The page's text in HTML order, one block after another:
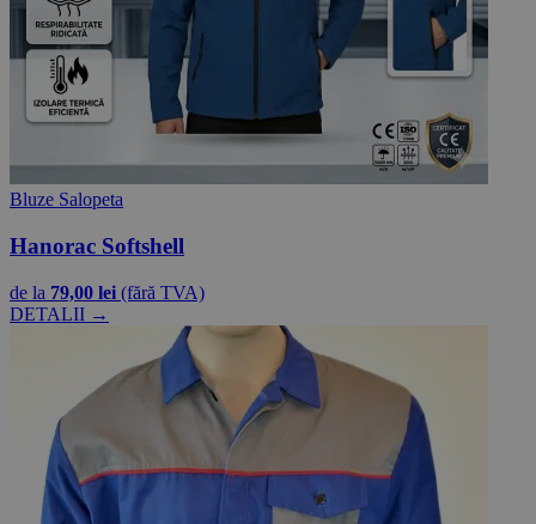
Bluze Salopeta
Hanorac Softshell
de la 79,00 lei (fără TVA)
DETALII →